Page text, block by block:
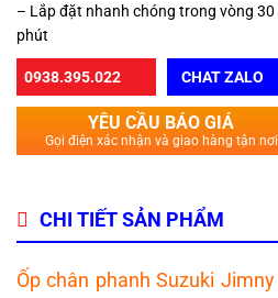
– Lắp đặt nhanh chóng trong vòng 30
phút
0938.395.022 CHAT ZALO
YÊU CẦU BÁO GIÁ
Gọi điện xác nhận và giao hàng tận nơi
CHI TIẾT SẢN PHẨM
Ốp chân phanh Suzuki Jimny